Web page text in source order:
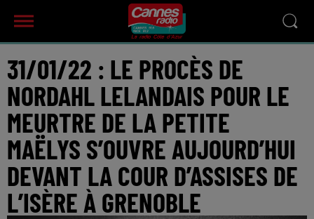
31/01/22 : LE PROCÈS DE
NORDAHL LELANDAIS POUR LE
MEURTRE DE LA PETITE
MAËLYS S’OUVRE AUJOURD’HUI
DEVANT LA COUR D’ASSISES DE
L’ISÈRE À GRENOBLE